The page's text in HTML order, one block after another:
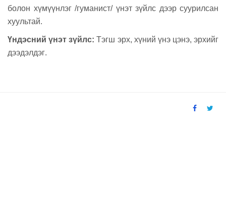
болон хүмүүнлэг /гуманист/ үнэт зүйлс дээр суурилсан
хуультай.
Үндэсний үнэт зүйлс: Tэгш эрх, хүний үнэ цэнэ, эрхийг
дээдэлдэг.